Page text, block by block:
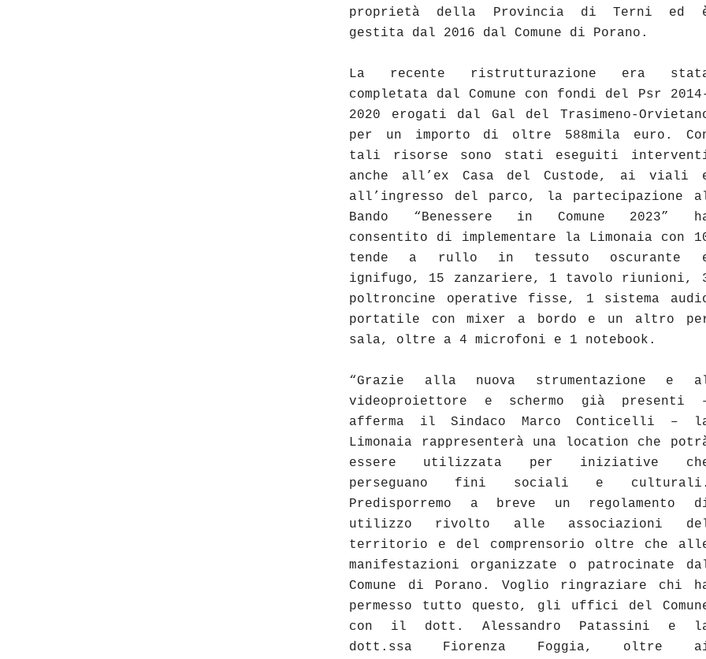
proprietà della Provincia di Terni ed
gestita dal 2016 dal Comune di Porano.
La recente ristrutturazione era
completata dal Comune con fondi del Psr
2020 erogati dal Gal del Trasimeno-
per un importo di oltre 588mila euro.
tali risorse sono stati eseguiti
anche all’ex Casa del Custode, ai viali
all’ingresso del parco, la partecipazione
Bando “Benessere in Comune 2023”
consentito di implementare la Limonaia con
tende a rullo in tessuto oscurante
ignifugo, 15 zanzariere, 1 tavolo riunioni,
poltroncine operative fisse, 1 sistema
portatile con mixer a bordo e un altro
sala, oltre a 4 microfoni e 1 notebook.
“Grazie alla nuova strumentazione e
videoproiettore e schermo già presenti
afferma il Sindaco Marco Conticelli –
Limonaia rappresenterà una location che
essere utilizzata per iniziative
perseguano fini sociali e culturali.
Predisporremo a breve un regolamento
utilizzo rivolto alle associazioni
territorio e del comprensorio oltre che
manifestazioni organizzate o patrocinate
Comune di Porano. Voglio ringraziare chi
permesso tutto questo, gli uffici del
con il dott. Alessandro Patassini e
dott.ssa Fiorenza Foggia, oltre